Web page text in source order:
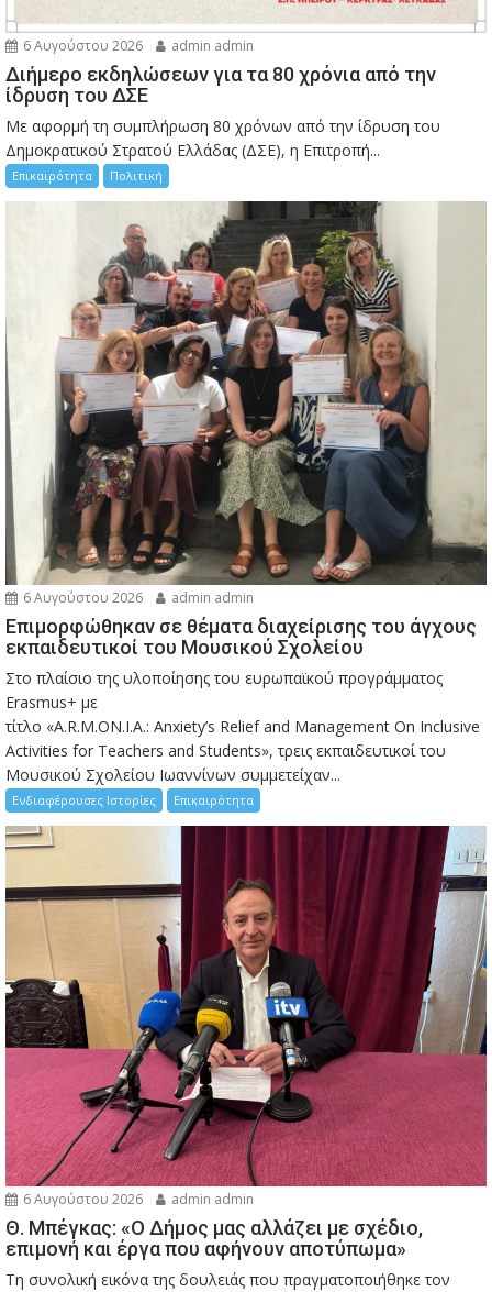
6 Αυγούστου 2026 admin admin
Διήμερο εκδηλώσεων για τα 80 χρόνια από την
ίδρυση του ΔΣΕ
Με αφορμή τη συμπλήρωση 80 χρόνων από την ίδρυση του
Δημοκρατικού Στρατού Ελλάδας (ΔΣΕ), η Επιτροπή...
Επικαιρότητα Πολιτική
6 Αυγούστου 2026 admin admin
Eπιμορφώθηκαν σε θέματα διαχείρισης του άγχους
εκπαιδευτικοί του Μουσικού Σχολείου
Στο πλαίσιο της υλοποίησης του ευρωπαϊκού προγράμματος
Erasmus+ με
τίτλο «A.R.M.ON.I.A.: Anxiety’s Relief and Management On Inclusive
Activities for Teachers and Students», τρεις εκπαιδευτικοί του
Μουσικού Σχολείου Ιωαννίνων συμμετείχαν...
Ενδιαφέρουσες Ιστορίες Επικαιρότητα
6 Αυγούστου 2026 admin admin
Θ. Μπέγκας: «Ο Δήμος μας αλλάζει με σχέδιο,
επιμονή και έργα που αφήνουν αποτύπωμα»
Τη συνολική εικόνα της δουλειάς που πραγματοποιήθηκε τον